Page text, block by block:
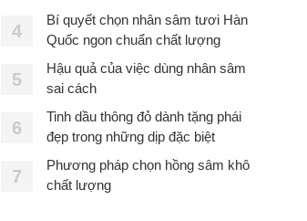
4
Bí quyết chọn nhân sâm tươi Hàn
Quốc ngon chuẩn chất lượng
5
Hậu quả của việc dùng nhân sâm
sai cách
6
Tinh dầu thông đỏ dành tặng phái
đẹp trong những dịp đặc biệt
7
Phương pháp chọn hồng sâm khô
chất lượng